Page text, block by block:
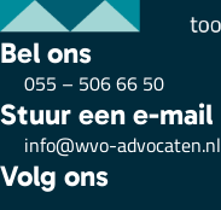
Bel ons
055 – 506 66 50
Stuur een e-mail
info@wvo-advocaten.nl
Volg ons